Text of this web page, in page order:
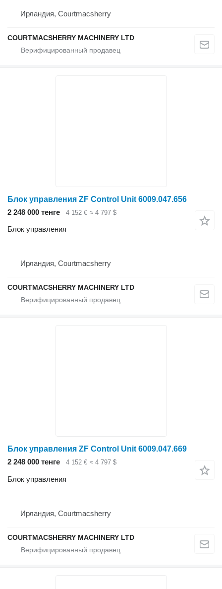
Ирландия, Courtmacsherry
COURTMACSHERRY MACHINERY LTD
Блок управления ZF Control Unit 6009.047.656
2 248 000 тенге
4 152 € ≈ 4 797 $
Блок управления
Ирландия, Courtmacsherry
COURTMACSHERRY MACHINERY LTD
Блок управления ZF Control Unit 6009.047.669
2 248 000 тенге
4 152 € ≈ 4 797 $
Блок управления
Ирландия, Courtmacsherry
COURTMACSHERRY MACHINERY LTD